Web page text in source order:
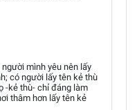
mình yêu nên lấy
có người lấy tên kẻ thù
-kẻ thù- chỉ đáng làm
thâm hơn lấy tên kẻ